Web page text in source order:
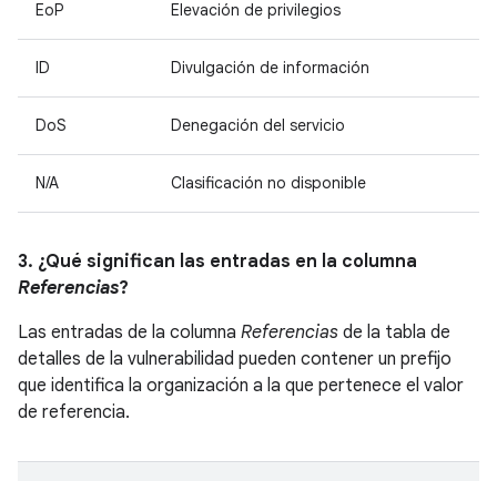
EoP Elevación de privilegios
ID Divulgación de información
DoS Denegación del servicio
N/A Clasificación no disponible
3. ¿Qué significan las entradas en la columna
Referencias?
Las entradas de la columna Referencias de la tabla de
detalles de la vulnerabilidad pueden contener un prefijo
que identifica la organización a la que pertenece el valor
de referencia.